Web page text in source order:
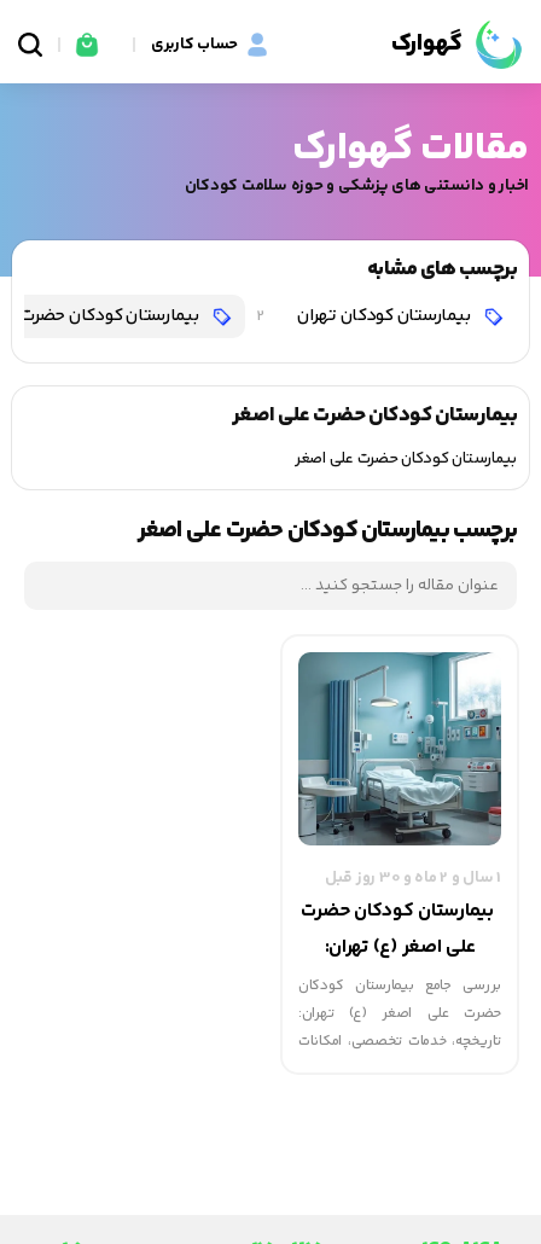
گهوارک حساب کاربری
مقالات گهوارک
اخبار و دانستنی های پزشکی و حوزه سلامت کودکان
برچسب های مشابه
بیمارستان کودکان تهران 2 بیمارستان کودکان حضرت
بیمارستان کودکان حضرت علی اصغر
بیمارستان کودکان حضرت علی اصغر
برچسب بیمارستان کودکان حضرت علی اصغر
1 سال و 2 ماه و 30 روز قبل
بیمارستان کودکان حضرت
علی اصغر (ع) تهران:
تاریخچه، خدمات، امکانات
بررسی جامع بیمارستان کودکان
حضرت علی اصغر (ع) تهران:
تاریخچه، خدمات تخصصی، امکانات